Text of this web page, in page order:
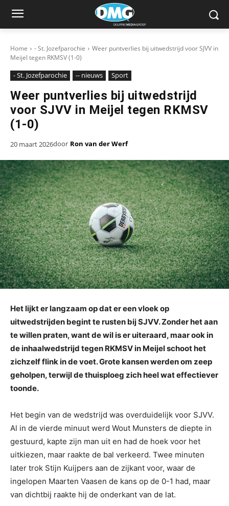
Home - St. Jozefparochie
Weer puntverlies bij uitwedstrijd voor SJVV in
Meijel tegen RKMSV (1-0)
- St. Jozefparochie -- nieuws Sport
Weer puntverlies bij uitwedstrijd
voor SJVV in Meijel tegen RKMSV
(1-0)
20 maart 2026door Ron van der Werf
Het lijkt er langzaam op dat er een vloek op
uitwedstrijden begint te rusten bij SJVV. Zonder het aan
te willen praten, want de wil is er uiteraard, maar ook in
de inhaalwedstrijd tegen RKMSV in Meijel schoot het
zichzelf flink in de voet. Grote kansen werden om zeep
geholpen, terwijl de thuisploeg zich heel wat effectiever
toonde.
Het begin van de wedstrijd was overduidelijk voor SJVV.
Al in de vierde minuut werd Wout Munsters de diepte in
gestuurd, kapte zijn man uit en had de hoek voor het
uitkiezen, maar raakte de bal verkeerd. Twee minuten
later trok Stijn Kuijpers aan de zijkant voor, waar de
ingelopen Maarten Vaasen de kans op de 0-1 had, maar
van dichtbij raakte hij de onderkant van de lat.